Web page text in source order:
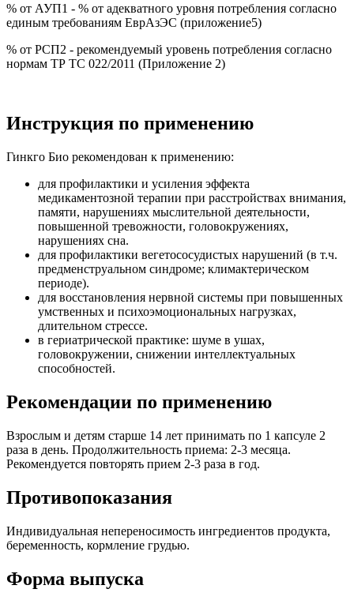
% от АУП1 - % от адекватного уровня потребления согласно
единым требованиям ЕврАзЭС (приложение5)
% от РСП2 - рекомендуемый уровень потребления согласно
нормам ТР ТС 022/2011 (Приложение 2)
Инструкция по применению
Гинкго Био рекомендован к применению:
для профилактики и усиления эффекта
медикаментозной терапии при расстройствах внимания,
памяти, нарушениях мыслительной деятельности,
повышенной тревожности, головокружениях,
нарушениях сна.
для профилактики вегетососудистых нарушений (в т.ч.
предменструальном синдроме; климактерическом
периоде).
для восстановления нервной системы при повышенных
умственных и психоэмоциональных нагрузках,
длительном стрессе.
в гериатрической практике: шуме в ушах,
головокружении, снижении интеллектуальных
способностей.
Рекомендации по применению
Взрослым и детям старше 14 лет принимать по 1 капсуле 2
раза в день. Продолжительность приема: 2-3 месяца.
Рекомендуется повторять прием 2-3 раза в год.
Противопоказания
Индивидуальная непереносимость ингредиентов продукта,
беременность, кормление грудью.
Форма выпуска